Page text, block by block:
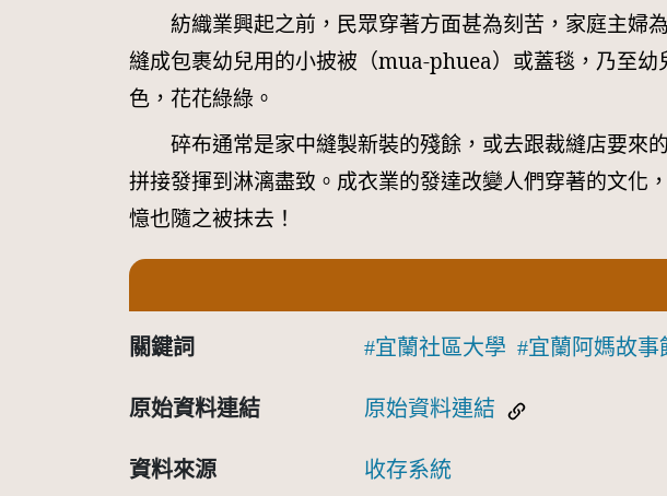
紡織業興起之前，民眾穿著方面甚為刻苦，家庭主婦
縫成包裹幼兒用的小披被（mua-phuea）或蓋毯，乃至
色，花花綠綠。
碎布通常是家中縫製新裝的殘餘，或去跟裁縫店要來
拼接發揮到淋漓盡致。成衣業的發達改變人們穿著的文化
憶也隨之被抹去！
關鍵詞 宜蘭社區大學 宜蘭阿媽故事
原始資料連結 原始資料連結
資料來源 收存系統